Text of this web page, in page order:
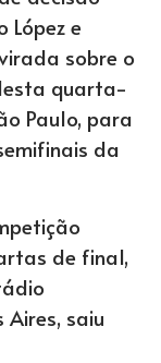
López e
sobre o
quarta-
Paulo, para
da
de final,
Aires, saiu